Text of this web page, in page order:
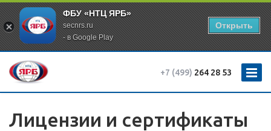
ФБУ «НТЦ ЯРБ»
secnrs.ru
- в Google Play
Открыть
+7 (499) 264 28 53
Лицензии и сертификаты